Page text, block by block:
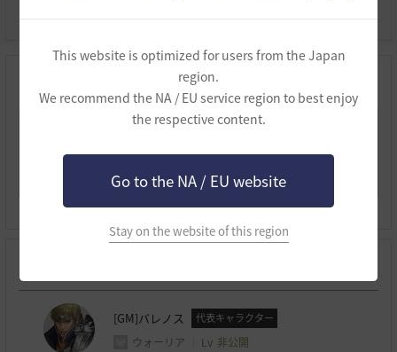
This website is optimized for users from the Japan
region.
We recommend the NA / EU service region to best enjoy
the respective content.
Go to the NA / EU website
Stay on the website of this region
生活レベル 非公開
[GM]バレノス 代表キャラクター
ウォーリア Lv 非公開